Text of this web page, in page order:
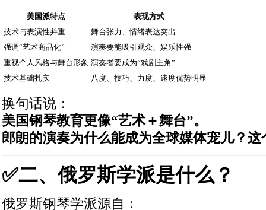
美国派特点
表现方式
技术与表演性并重
舞台张力、情绪表达突出
强调“艺术商品化”
演奏要能吸引观众、娱乐性强
重视个人风格与舞台形象 演奏者要成为“戏剧主角”
技术基础扎实
八度、技巧、力度、速度优势明显
换句话说：
美国钢琴教育更像“艺术＋舞台”。
郎朗的演奏为什么能成为全球媒体宠儿？
✅二、俄罗斯学派是什么？
俄罗斯钢琴学派源自：